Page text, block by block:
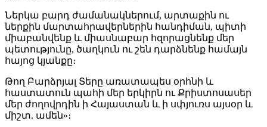
Ներկա բարդ ժամանակներում, արտաքին ու
ներքին մարտահրավերներին հանդիման, պիտի
միաբանվենք և միասնաբար հզորացնենք մեր
պետությունը, ծաղկուն ու շեն դարձնենք համայն
հայոց կյանքը։
Թող Բարձրյալ Տերը առատապես օրհնի և
հաստատուն պահի մեր երկիրն ու Քրիստոսասեր
մեր ժողովրդին ի Հայաստան և ի սփյուռս այսօր և
միշտ. ամեն»։